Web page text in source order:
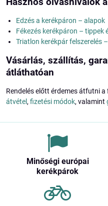
Edzés a kerékpáron – alapok
Fékezés kerékpáron – tippek
Triatlon kerékpár felszerelés
Vásárlás, szállítás,
átláthatóan
Rendelés előtt érdemes átfutni
átvétel,fizetési módok, valamint
Minőségi európai
kerékpárok